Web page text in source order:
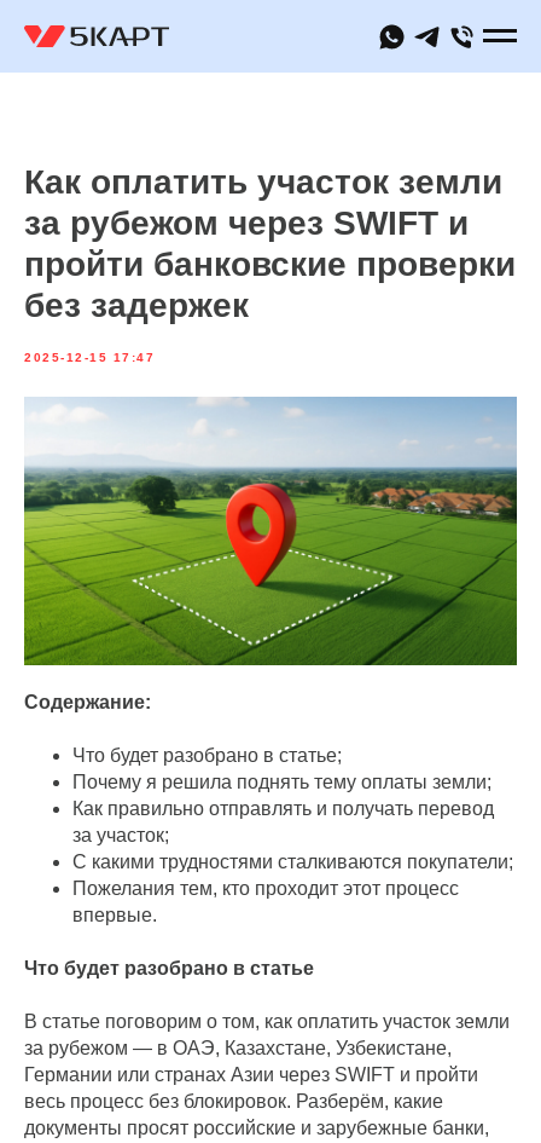
Как оплатить участок земли
за рубежом через SWIFT и
пройти банковские проверки
без задержек
2025-12-15 17:47
Содержание:
Что будет разобрано в статье;
Почему я решила поднять тему оплаты земли;
Как правильно отправлять и получать перевод
за участок;
С какими трудностями сталкиваются покупатели;
Пожелания тем, кто проходит этот процесс
впервые.
Что будет разобрано в статье
В статье поговорим о том, как оплатить участок земли
за рубежом — в ОАЭ, Казахстане, Узбекистане,
Германии или странах Азии через SWIFT и пройти
весь процесс без блокировок. Разберём, какие
документы просят российские и зарубежные банки,